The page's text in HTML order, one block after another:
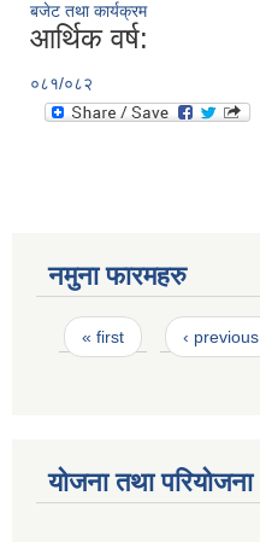
बजेट तथा कार्यक्रम
आर्थिक वर्ष:
०८१/०८२
नमुना फारमहरु
Pages
« first ‹ previous
योजना तथा परियोजना